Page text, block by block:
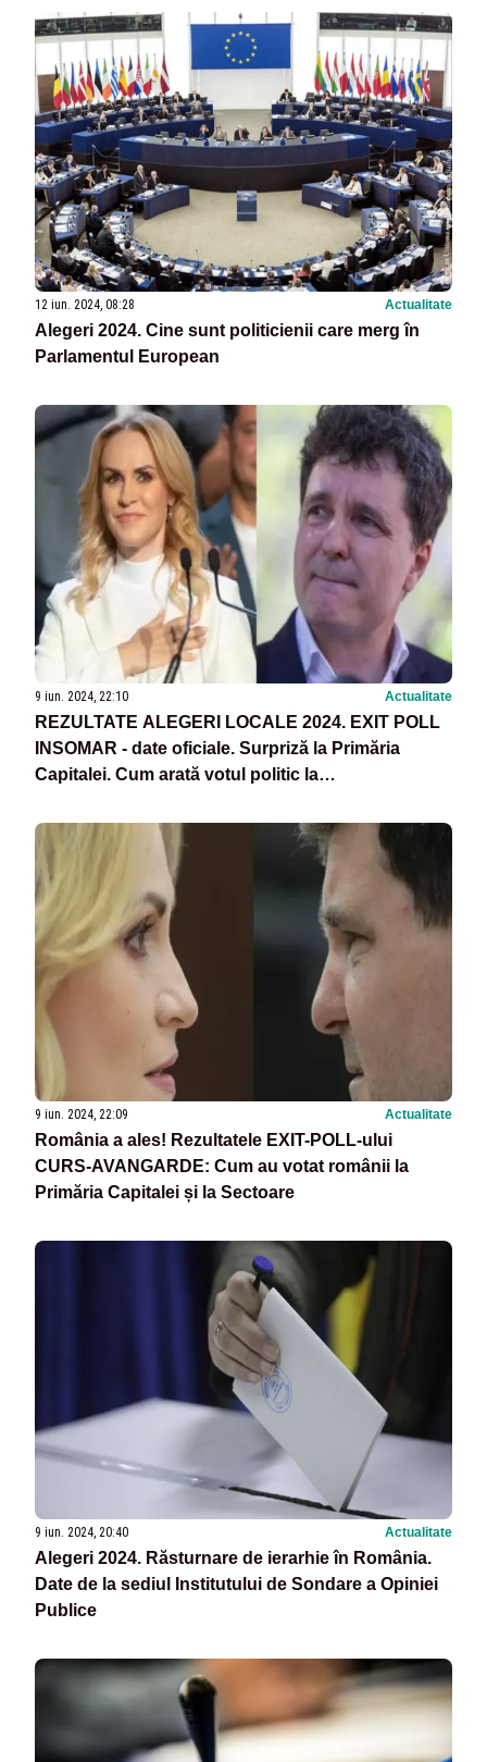
12 iun. 2024, 08:28 Actualitate
Alegeri 2024. Cine sunt politicienii care merg în
Parlamentul European
9 iun. 2024, 22:10 Actualitate
REZULTATE ALEGERI LOCALE 2024. EXIT POLL
INSOMAR - date oficiale. Surpriză la Primăria
Capitalei. Cum arată votul politic la
9 iun. 2024, 22:09 Actualitate
România a ales! Rezultatele EXIT-POLL-ului
CURS-AVANGARDE: Cum au votat românii la
Primăria Capitalei și la Sectoare
9 iun. 2024, 20:40 Actualitate
Alegeri 2024. Răsturnare de ierarhie în România.
Date de la sediul Institutului de Sondare a Opiniei
Publice